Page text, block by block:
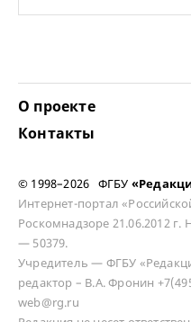
О проекте
Контакты
© 1998–2026 ФГБУ
Интернет-портал
Роскомнадзоре 21.06.2012
— 50379.
Учредитель — ФГБУ
редактор – В.А. Фронин
web@rg.ru